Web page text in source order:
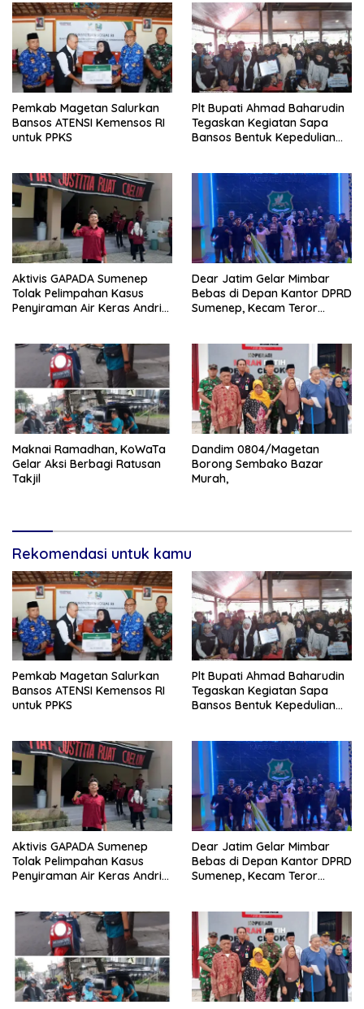
Pemkab Magetan Salurkan
Bansos ATENSI Kemensos RI
untuk PPKS
Plt Bupati Ahmad Baharudin
Tegaskan Kegiatan Sapa
Bansos Bentuk Kepedulian
Aktivis GAPADA Sumenep
Tolak Pelimpahan Kasus
Penyiraman Air Keras Andrie
Dear Jatim Gelar Mimbar
Bebas di Depan Kantor DPRD
Sumenep, Kecam Teror
Maknai Ramadhan, KoWaTa
Gelar Aksi Berbagi Ratusan
Takjil
Dandim 0804/Magetan
Borong Sembako Bazar
Murah,
Rekomendasi untuk kamu
Pemkab Magetan Salurkan
Bansos ATENSI Kemensos RI
untuk PPKS
Plt Bupati Ahmad Baharudin
Tegaskan Kegiatan Sapa
Bansos Bentuk Kepedulian
Aktivis GAPADA Sumenep
Tolak Pelimpahan Kasus
Penyiraman Air Keras Andrie
Dear Jatim Gelar Mimbar
Bebas di Depan Kantor DPRD
Sumenep, Kecam Teror